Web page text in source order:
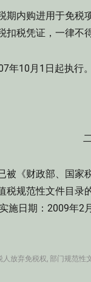
内购进用于免税
税凭证，一律不
10月1日起执行。
被《财政部、国家
税规范性文件目录
施日期：2009年2
人放弃免税权, 部门规范性